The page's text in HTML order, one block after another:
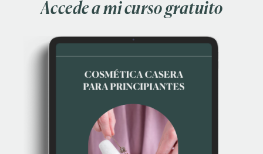
Accede a mi curso gratuito